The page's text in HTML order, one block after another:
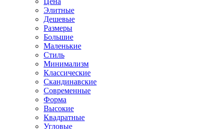
Элитные
Дешевые
Размеры
Большие
Маленькие
Стиль
Минимализм
Классические
Скандинавские
Современные
Форма
Высокие
Квадратные
Угловые